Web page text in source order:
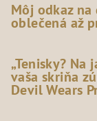
Môj odkaz
oblečená až
„Tenisky? Na
vaša skriňa
Devil Wears